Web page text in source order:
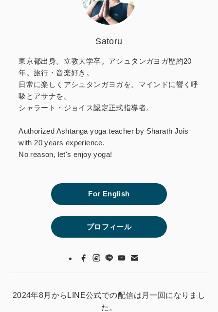
Satoru
東京都出身。立教大学卒。アシュタンガヨガ歴約20
年。旅行・音楽好き。
日常に楽しくアシュタンガヨガを。マインドに響く呼
吸とアサナを。
シャラート・ジョイス認定正式指導者。
Authorized Ashtanga yoga teacher by Sharath Jois
with 20 years experience.
No reason, let's enjoy yoga!
For English
プロフィール
2024年8月からLINE公式での配信は月一回になりまし
た。